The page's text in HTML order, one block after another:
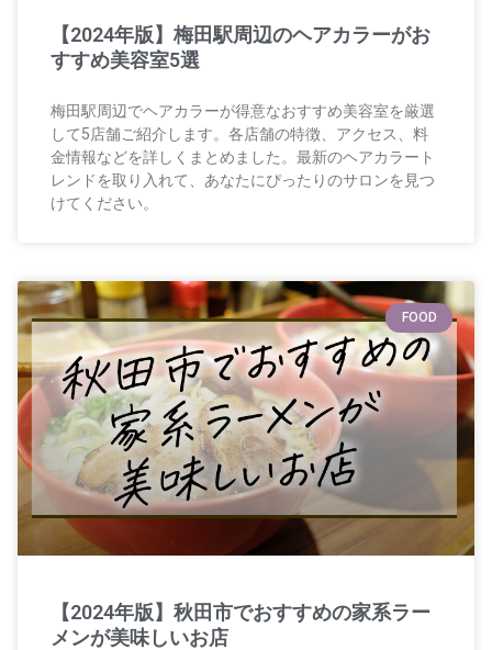
【2024年版】梅田駅周辺のヘアカラーがお
すすめ美容室5選
梅田駅周辺でヘアカラーが得意なおすすめ美容室を厳選
して5店舗ご紹介します。各店舗の特徴、アクセス、料
金情報などを詳しくまとめました。最新のヘアカラート
レンドを取り入れて、あなたにぴったりのサロンを見つ
けてください。
FOOD
【2024年版】秋田市でおすすめの家系ラー
メンが美味しいお店